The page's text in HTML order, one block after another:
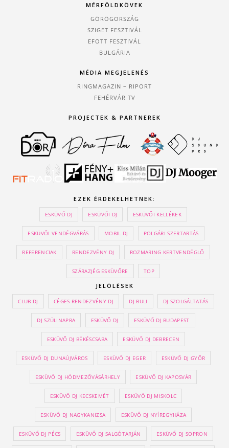
MÉRFÖLDKÖVEK
GÖRÖGORSZÁG
SZIGET FESZTIVÁL
EFOTT FESZTIVÁL
BULGÁRIA
MÉDIA MEGJELENÉS
RINGMAGAZIN – RIPORT
FEHÉRVÁR TV
PROJECTEK & PARTNEREK
EZEK ÉRDEKELHETNEK:
ESKÜVŐ DJ ESKÜVŐI DJ ESKÜVŐI KELLÉKEK
ESKÜVŐI VENDÉGVÁRÁS MOBIL DJ POLGÁRI SZERTARTÁS
REFERENCIAK RENDEZVÉNY DJ ROZMARING KERTVENDÉGLŐ
SZÁRAZJÉG ESKÜVŐRE TOP
JELÖLÉSEK
CLUB DJ CÉGES RENDEZVÉNY DJ DJ BULI DJ SZOLGÁLTATÁS
DJ SZÜLINAPRA ESKÜVŐ DJ ESKÜVŐ DJ BUDAPEST
ESKÜVŐ DJ BÉKÉSCSABA ESKÜVŐ DJ DEBRECEN
ESKÜVŐ DJ DUNAÚJVÁROS ESKÜVŐ DJ EGER ESKÜVŐ DJ GYŐR
ESKÜVŐ DJ HÓDMEZŐVÁSÁRHELY ESKÜVŐ DJ KAPOSVÁR
ESKÜVŐ DJ KECSKEMÉT ESKÜVŐ DJ MISKOLC
ESKÜVŐ DJ NAGYKANIZSA ESKÜVŐ DJ NYÍREGYHÁZA
ESKÜVŐ DJ PÉCS ESKÜVŐ DJ SALGÓTARJÁN ESKÜVŐ DJ SOPRON